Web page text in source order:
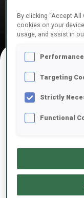
17
By clicking “Accept
cookies on your
usage, and assist in
Targeting
Strictly
Functional